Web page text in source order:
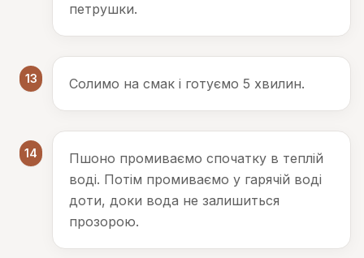
петрушки.
13 Солимо на смак і готуємо 5 хвилин.
14
Пшоно промиваємо спочатку в теплій
воді. Потім промиваємо у гарячій воді
доти, доки вода не залишиться
прозорою.